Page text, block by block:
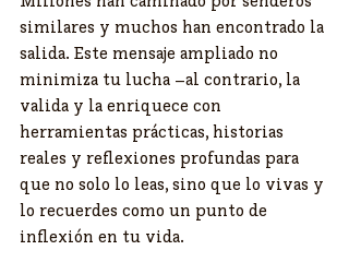
similares y muchos han encontrado la
salida. Este mensaje ampliado no
minimiza tu lucha –al contrario, la
valida y la enriquece con
herramientas prácticas, historias
reales y reflexiones profundas para
que no solo lo leas, sino que lo vivas y
lo recuerdes como un punto de
inflexión en tu vida.